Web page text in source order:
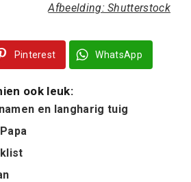
Afbeelding: Shutterstock
Pinterest WhatsApp
ook leuk:
en langharig tuig